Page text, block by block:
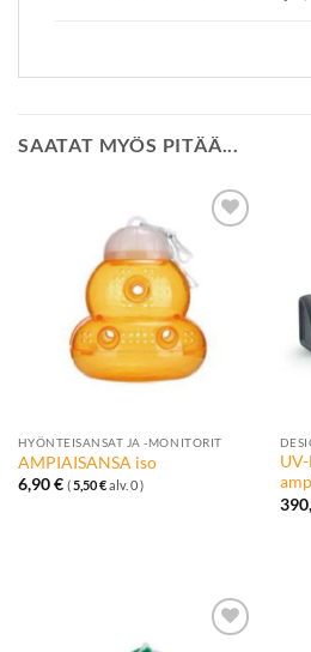
SAATAT MYÖS PITÄÄ...
toivelistalle
HYÖNTEISANSAT JA -MONITORIT
AMPIAISANSA iso
6,90€ (5,50€alv. 0 )